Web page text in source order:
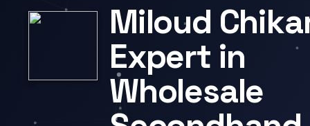
Miloud
Expert in
Wholesale